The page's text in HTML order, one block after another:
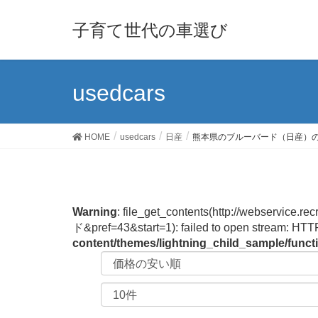
子育て世代の車選び
usedcars
HOME usedcars 日産 熊本県のブルーバード（日産）
Warning: file_get_contents(http://
ド&pref=43&start=1): failed to open stream:
content/themes/lightning_child_sample/